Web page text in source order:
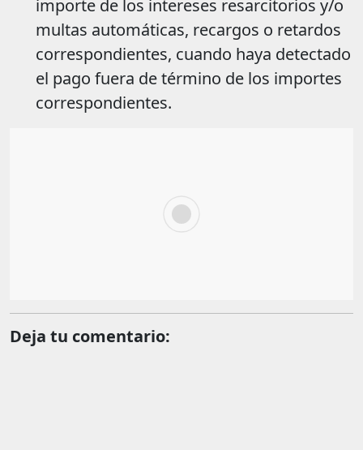
importe de los intereses resarcitorios y/o
multas automáticas, recargos o retardos
correspondientes, cuando haya detectado
el pago fuera de término de los importes
correspondientes.
Deja tu comentario: